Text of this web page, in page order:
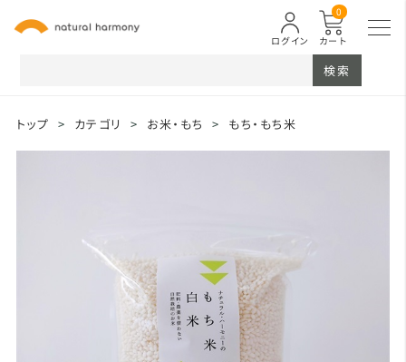
カート
0
ログイン
検索
トップ > カテゴリ > お米・もち > もち・もち米